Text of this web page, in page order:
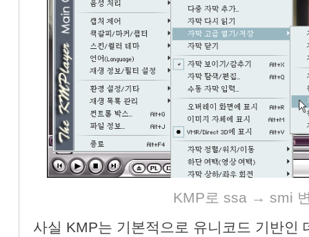
KMP로 ssa → smi
사실 KMP는 기본적으로 유니코드 기반인